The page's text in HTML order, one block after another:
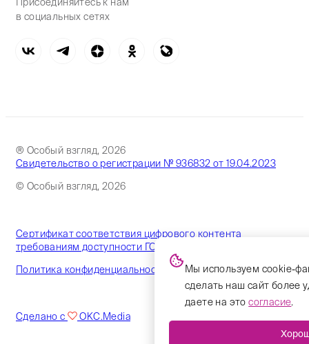
в социальных сетях
® Особый взгляд, 2026
Свидетельство о регистрации № 936832 от 19.04.2023
© Особый взгляд, 2026
Сертификат соответствия цифрового контента
требованиям доступности ГОСТ
Политика конфиденциальности
Сделано с OKC.Media
Мы используем cookie-
сделать наш сайт более
даете на этосогласие.